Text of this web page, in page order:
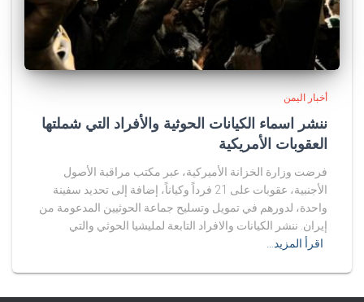
أخبار اليمن
ننشر اسماء الكيانات الحوثية والأفراد التي شملتها
العقوبات الأمريكية
فرضت وزارة الخزانة الأميركية، عبر مكتب مراقبة الأصول
الأجنبية، عقوبات على 21 فرداً وكياناً، إضافة إلى تحديد سفينة
واحدة، لدورهم في تمويل وتسليح جماعة الحوثيين المدعومة من
إيران. ننشر الكيانات والافراد التابعة لمليشيا الحوثي والتي
اقرأ المزيد…